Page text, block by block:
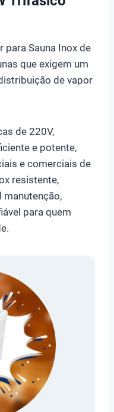
para Sauna Inox de
que exigem um
de vapor
de 220V,
e potente,
e comerciais de
resistente,
manutenção,
para quem